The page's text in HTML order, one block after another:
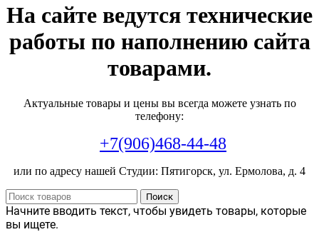
На сайте ведутся технические
работы по наполнению сайта
товарами.
Актуальные товары и цены вы всегда можете узнать по
телефону:
+7(906)468-44-48
или по адресу нашей Студии: Пятигорск, ул. Ермолова, д. 4
Поиск
Начните вводить текст, чтобы увидеть товары, которые
вы ищете.